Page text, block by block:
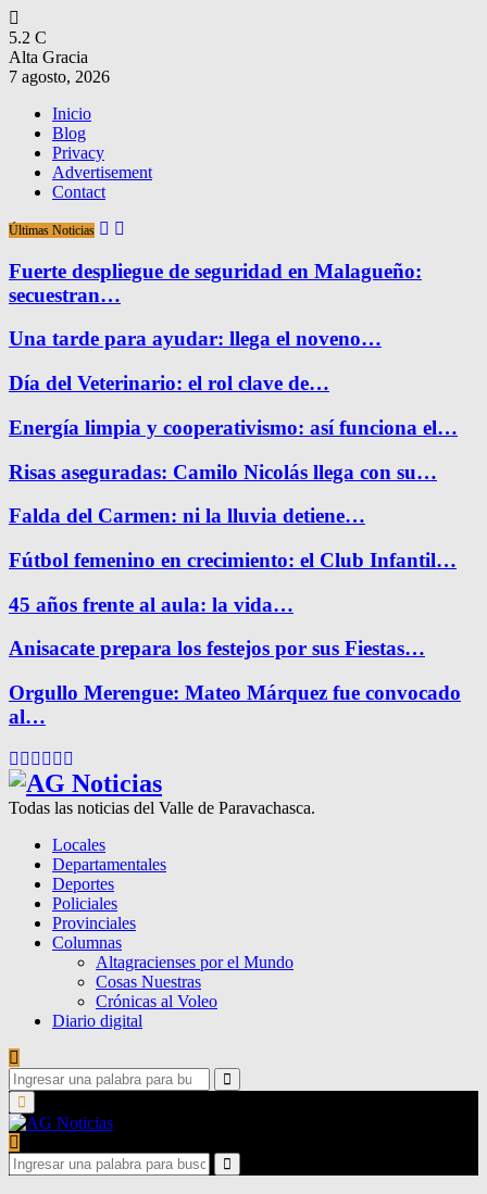
5.2 C
Alta Gracia
7 agosto, 2026
Inicio
Blog
Privacy
Advertisement
Contact
Últimas Noticias
Fuerte despliegue de seguridad en Malagueño:
secuestran…
Una tarde para ayudar: llega el noveno…
Día del Veterinario: el rol clave de…
Energía limpia y cooperativismo: así funciona el…
Risas aseguradas: Camilo Nicolás llega con su…
Falda del Carmen: ni la lluvia detiene…
Fútbol femenino en crecimiento: el Club Infantil…
45 años frente al aula: la vida…
Anisacate prepara los festejos por sus Fiestas…
Orgullo Merengue: Mateo Márquez fue convocado
al…
Facebook
Twitter
Instagram
Pinterest
Google
Todas las noticias del Valle de Paravachasca.
Locales
Departamentales
Deportes
Policiales
Provinciales
Columnas
Altagracienses por el Mundo
Cosas Nuestras
Crónicas al Voleo
Diario digital
Search
for:
Search
Primary
Menu
Search
for:
Search